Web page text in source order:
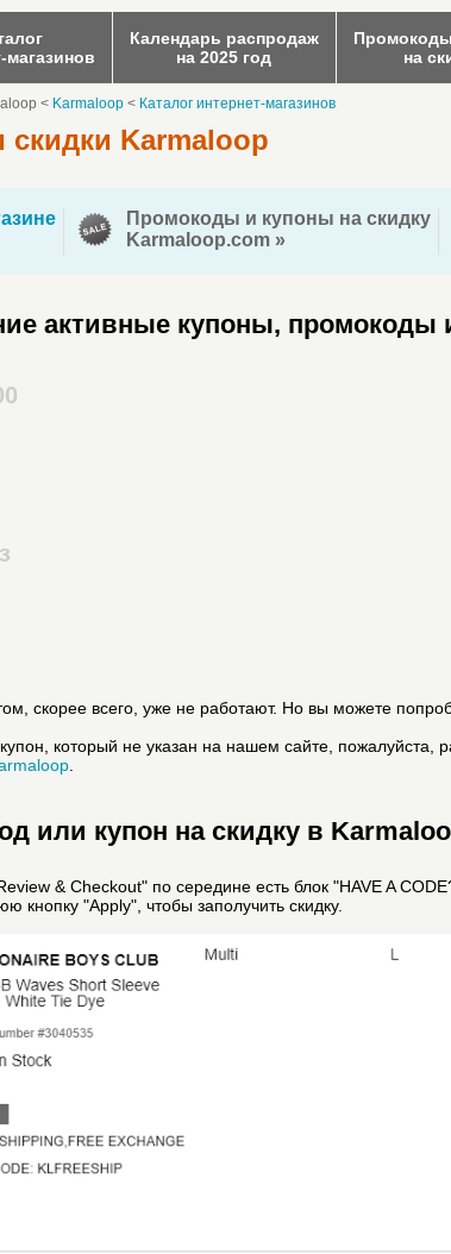
магазинов
Календарь распродаж
на 2025 год
на
< Karmaloop < Каталог интернет-магазинов
Karmaloop
Промокоды и купоны на скидку
Karmaloop.com »
активные купоны, промокоды
скорее всего, уже не работают. Но вы можете
который не указан на нашем сайте, пожалуйста,
или купон на скидку в
& Checkout" по середине есть блок "HAVE A
кнопку "Apply", чтобы заполучить скидку.